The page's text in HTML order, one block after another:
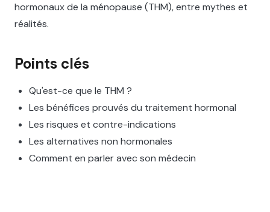
hormonaux de la ménopause (THM), entre mythes et
réalités.
Points clés
Qu'est-ce que le THM ?
Les bénéfices prouvés du traitement hormonal
Les risques et contre-indications
Les alternatives non hormonales
Comment en parler avec son médecin